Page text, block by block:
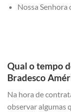
Nossa Senhora
Qual o tempo
Bradesco
Na hora de
observar algumas